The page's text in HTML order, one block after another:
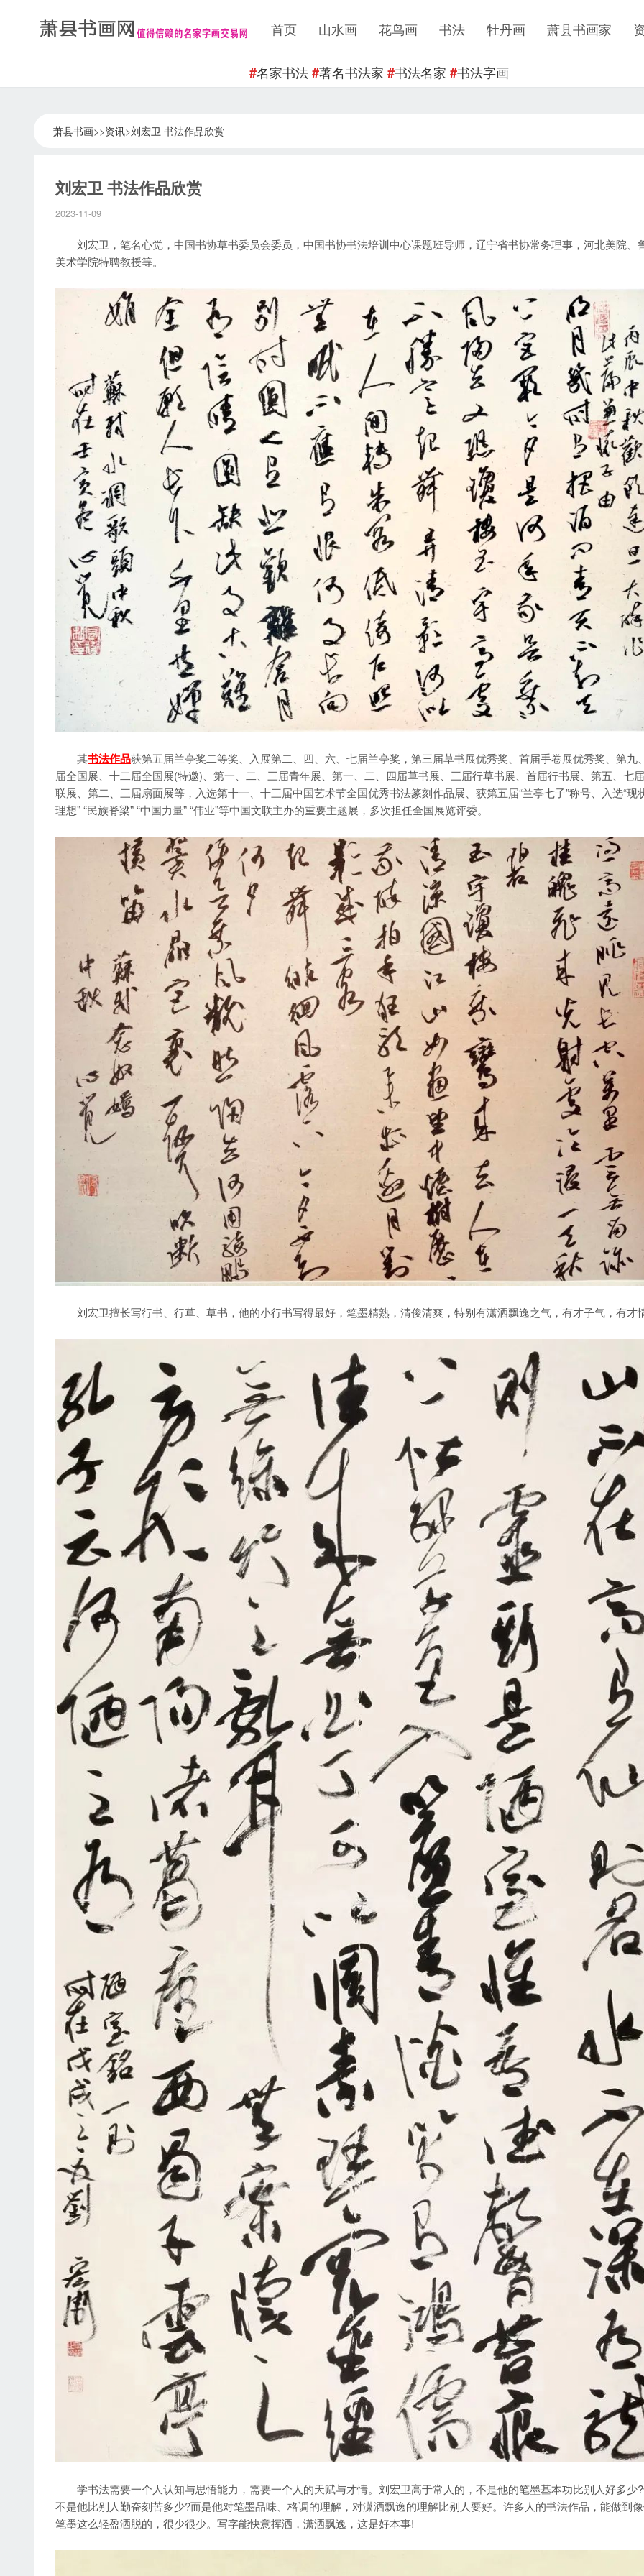
首页 山水画 花鸟画 书法 牡丹画 萧县书画家
#名家书法#著名书法家 #书法名家 #书法字画
萧县书画>>资讯>刘宏卫 书法作品欣赏
刘宏卫 书法作品欣赏
2023-11-09
刘宏卫，笔名心觉，中国书协草书委员会委员，中国书协书法培训中心课题班导师，辽宁省书协常务理事，河北美院、
美术学院特聘教授等。
其书法作品获第五届兰亭奖二等奖、入展第二、四、六、七届兰亭奖，第三届草书展优秀奖、首届手卷展优秀奖、第九
届全国展、十二届全国展(特邀)、第一、二、三届青年展、第一、二、四届草书展、三届行草书展、首届行书展、第五、七
联展、第二、三届扇面展等，入选第十一、十三届中国艺术节全国优秀书法篆刻作品展、获第五届“兰亭七子”称号、入选“现
理想” “民族脊梁” “中国力量” “伟业”等中国文联主办的重要主题展，多次担任全国展览评委。
刘宏卫擅长写行书、行草、草书，他的小行书写得最好，笔墨精熟，清俊清爽，特别有潇洒飘逸之气，有才子气，有才
学书法需要一个人认知与思悟能力，需要一个人的天赋与才情。刘宏卫高于常人的，不是他的笔墨基本功比别人好多少
不是他比别人勤奋刻苦多少?而是他对笔墨品味、格调的理解，对潇洒飘逸的理解比别人要好。许多人的书法作品，能做到
笔墨这么轻盈洒脱的，很少很少。写字能快意挥洒，潇洒飘逸，这是好本事!